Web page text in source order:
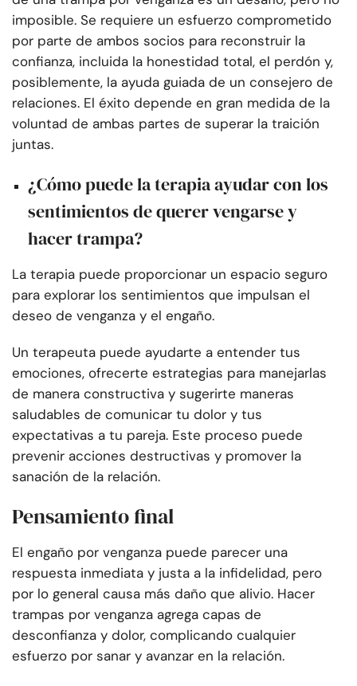
imposible. Se requiere un esfuerzo comprometido
por parte de ambos socios para reconstruir la
confianza, incluida la honestidad total, el perdón y,
posiblemente, la ayuda guiada de un consejero de
relaciones. El éxito depende en gran medida de la
voluntad de ambas partes de superar la traición
juntas.
¿Cómo puede la terapia ayudar con los
sentimientos de querer vengarse y
hacer trampa?
La terapia puede proporcionar un espacio seguro
para explorar los sentimientos que impulsan el
deseo de venganza y el engaño.
Un terapeuta puede ayudarte a entender tus
emociones, ofrecerte estrategias para manejarlas
de manera constructiva y sugerirte maneras
saludables de comunicar tu dolor y tus
expectativas a tu pareja. Este proceso puede
prevenir acciones destructivas y promover la
sanación de la relación.
Pensamiento final
El engaño por venganza puede parecer una
respuesta inmediata y justa a la infidelidad, pero
por lo general causa más daño que alivio. Hacer
trampas por venganza agrega capas de
desconfianza y dolor, complicando cualquier
esfuerzo por sanar y avanzar en la relación.